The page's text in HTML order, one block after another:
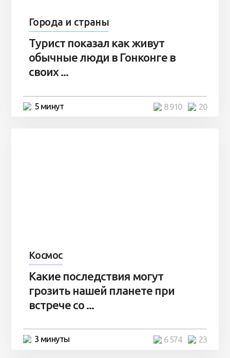
Города и страны
Турист показал как живут
обычные люди в Гонконге в
своих ...
5 минут 20
8 910
Космос
Какие последствия могут
грозить нашей планете при
встрече со ...
3 минуты 23
6 574